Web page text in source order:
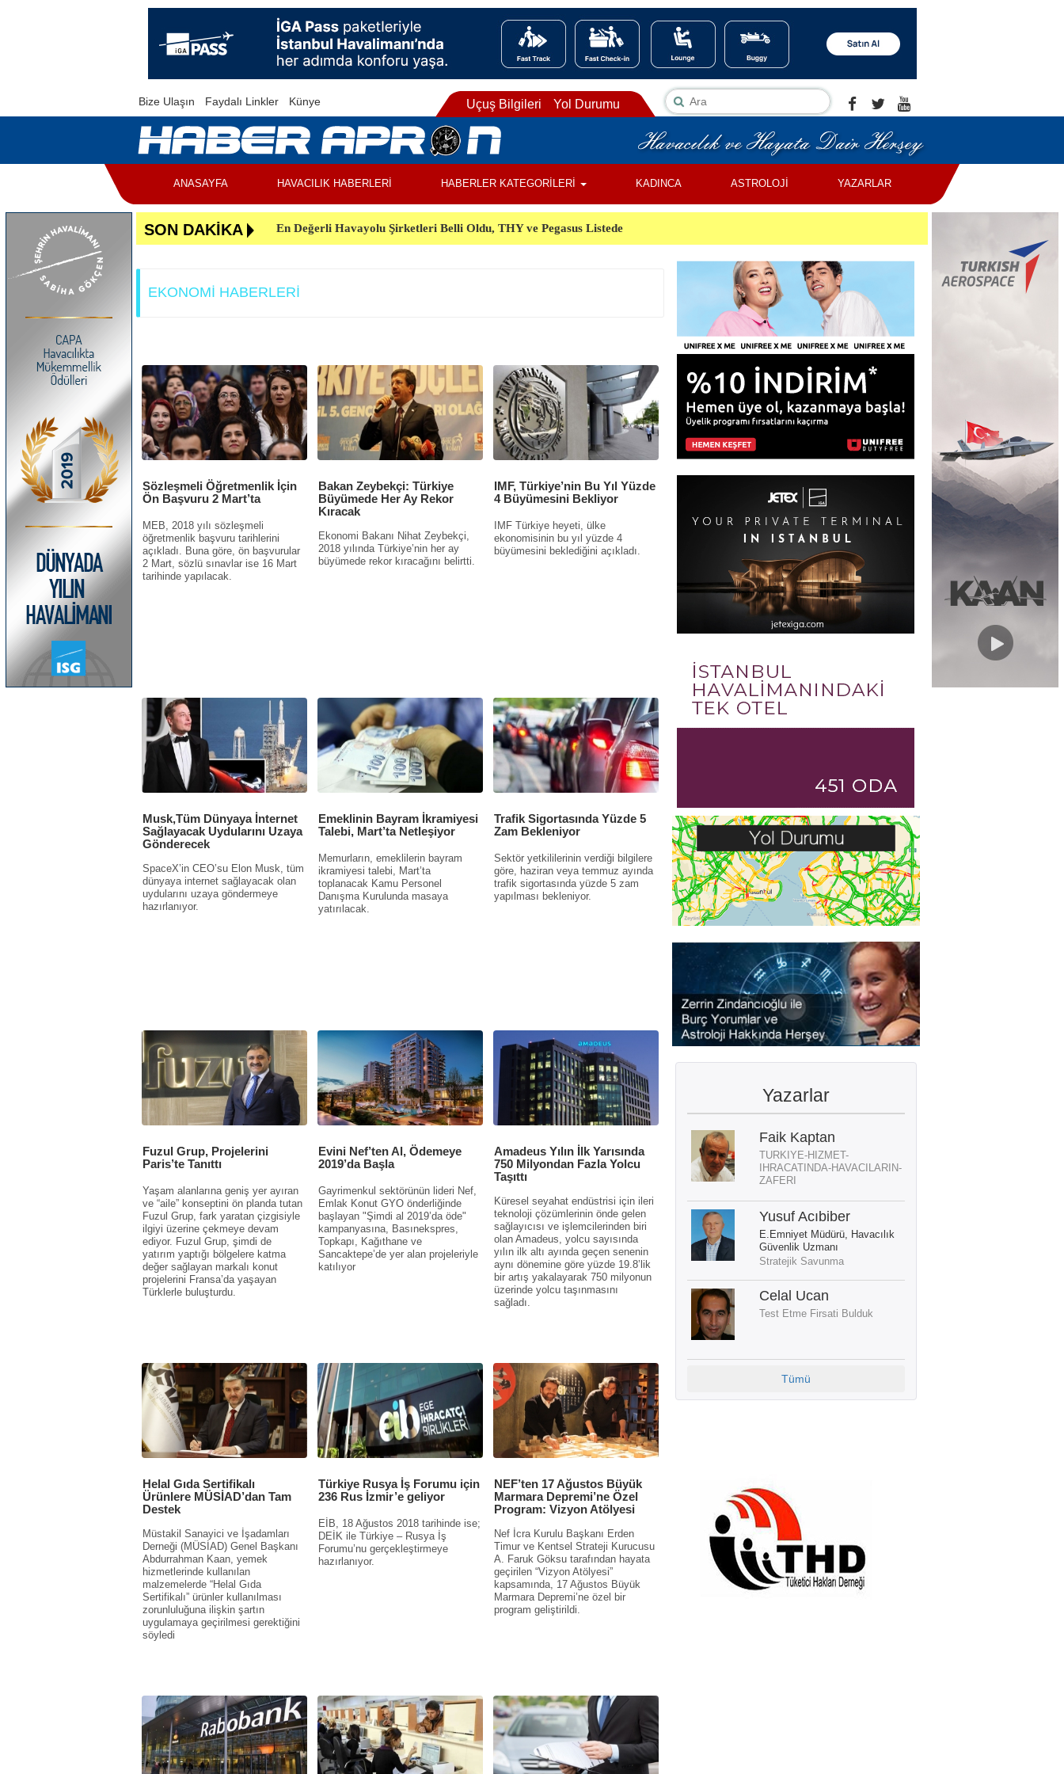
Bize Ulaşın Faydalı Linkler Künye Uçuş Bilgileri Yol Durumu
ANASAYFA HAVACILIK HABERLERİ HABERLER KATEGORİLERİ KADINCA ASTROLOJİ YAZARLAR
SON DAKİKA
EKONOMİ HABERLERİ
Sözleşmeli Öğretmenlik İçin
Ön Başvuru 2 Mart’ta
MEB, 2018 yılı sözleşmeli
öğretmenlik başvuru tarihlerini
açıkladı. Buna göre, ön başvurular
2 Mart, sözlü sınavlar ise 16 Mart
tarihinde yapılacak.
Bakan Zeybekçi: Türkiye
Büyümede Her Ay Rekor
Kıracak
Ekonomi Bakanı Nihat Zeybekçi,
2018 yılında Türkiye’nin her ay
büyümede rekor kıracağını belirtti.
IMF, Türkiye’nin Bu Yıl Yüzde
4 Büyümesini Bekliyor
IMF Türkiye heyeti, ülke
ekonomisinin bu yıl yüzde 4
büyümesini beklediğini açıkladı.
Musk,Tüm Dünyaya İnternet
Sağlayacak Uydularını Uzaya
Gönderecek
SpaceX’in CEO’su Elon Musk, tüm
dünyaya internet sağlayacak olan
uydularını uzaya göndermeye
hazırlanıyor.
Emeklinin Bayram İkramiyesi
Talebi, Mart’ta Netleşiyor
Memurların, emeklilerin bayram
ikramiyesi talebi, Mart’ta
toplanacak Kamu Personel
Danışma Kurulunda masaya
yatırılacak.
Trafik Sigortasında Yüzde 5
Zam Bekleniyor
Sektör yetkililerinin verdiği bilgilere
göre, haziran veya temmuz ayında
trafik sigortasında yüzde 5 zam
yapılması bekleniyor.
Fuzul Grup, Projelerini
Paris’te Tanıttı
Yaşam alanlarına geniş yer ayıran
ve “aile” konseptini ön planda tutan
Fuzul Grup, fark yaratan çizgisiyle
ilgiyi üzerine çekmeye devam
ediyor. Fuzul Grup, şimdi de
yatırım yaptığı bölgelere katma
değer sağlayan markalı konut
projelerini Fransa’da yaşayan
Türklerle buluşturdu.
Evini Nef’ten Al, Ödemeye
2019’da Başla
Gayrimenkul sektörünün lideri Nef,
Emlak Konut GYO önderliğinde
başlayan "Şimdi al 2019’da öde"
kampanyasına, Basınekspres,
Topkapı, Kağıthane ve
Sancaktepe’de yer alan projeleriyle
katılıyor
Amadeus Yılın İlk Yarısında
750 Milyondan Fazla Yolcu
Taşıttı
Küresel seyahat endüstrisi için ileri
teknoloji çözümlerinin önde gelen
sağlayıcısı ve işlemcilerinden biri
olan Amadeus, yolcu sayısında
yılın ilk altı ayında geçen senenin
aynı dönemine göre yüzde 19.8’lik
bir artış yakalayarak 750 milyonun
üzerinde yolcu taşınmasını
sağladı.
Helal Gıda Sertifikalı
Ürünlere MÜSİAD’dan Tam
Destek
Müstakil Sanayici ve İşadamları
Derneği (MÜSİAD) Genel Başkanı
Abdurrahman Kaan, yemek
hizmetlerinde kullanılan
malzemelerde “Helal Gıda
Sertifikalı” ürünler kullanılması
zorunluluğuna ilişkin şartın
uygulamaya geçirilmesi gerektiğini
söyledi
Türkiye Rusya İş Forumu için
236 Rus İzmir’e geliyor
EİB, 18 Ağustos 2018 tarihinde ise;
DEİK ile Türkiye – Rusya İş
Forumu’nu gerçekleştirmeye
hazırlanıyor.
NEF’ten 17 Ağustos Büyük
Marmara Depremi’ne Özel
Program: Vizyon Atölyesi
Nef İcra Kurulu Başkanı Erden
Timur ve Kentsel Strateji Kurucusu
A. Faruk Göksu tarafından hayata
geçirilen “Vizyon Atölyesi”
kapsamında, 17 Ağustos Büyük
Marmara Depremi’ne özel bir
program geliştirildi.
Yazarlar
Faik Kaptan
TURKIYE-HIZMET-
IHRACATINDA-HAVACILARIN-
ZAFERI
Yusuf Acıbiber
E.Emniyet Müdürü, Havacılık
Güvenlik Uzmanı
Stratejik Savunma
Celal Ucan
Test Etme Firsati Bulduk
Tümü